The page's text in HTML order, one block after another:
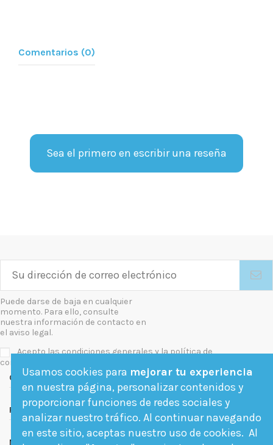
Comentarios (0)
Sea el primero en escribir una reseña
Puede darse de baja en cualquier
momento. Para ello, consulte
nuestra información de contacto en
el aviso legal.
Acepto las condiciones generales y la política de
confidencialidad
Contact us
Follow us
Newsletter
Usamos cookies para mejorar tu experiencia
en nuestra página, personalizar contenidos y
proporcionar funciones de redes sociales y
analizar nuestro tráfico. Al continuar navegando
en este sitio, aceptas nuestro uso de cookies. Al